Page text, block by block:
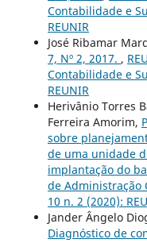
Contabilidade e
REUNIR
José Ribamar
7, Nº 2, 2017. ,
Contabilidade e
REUNIR
Herivânio Torres
Ferreira Amorim,
sobre
de uma unidade
implantação do
de Administração
10 n. 2 (2020):
Jander Ângelo
Diagnóstico de